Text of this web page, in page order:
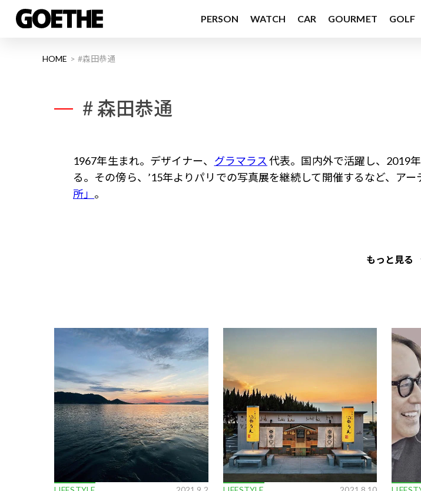
PERSON WATCH CAR GOURMET GOLF
HOME #森田恭通
# 森田恭通
1967年生まれ。デザイナー、 グラマラス 代表。国内外で活躍し、2019
る。その傍ら、’15年よりパリでの写真展を継続して開催するなど、ア
所」 。
もっと見る